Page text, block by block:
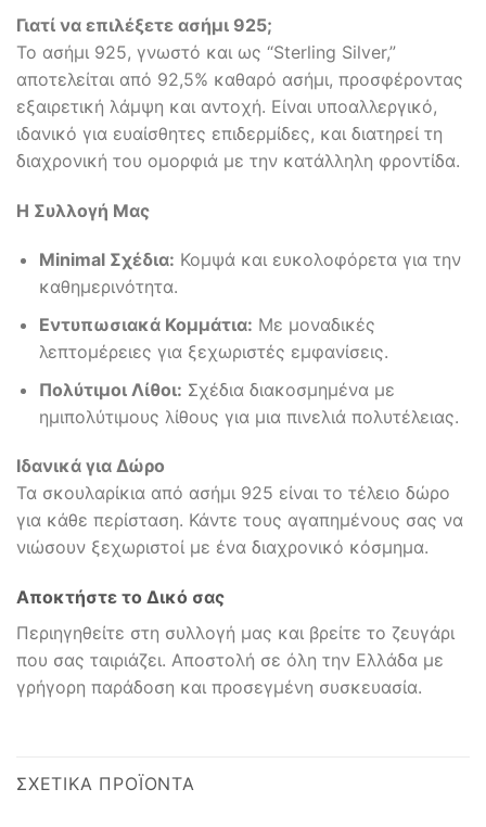
Γιατί να επιλέξετε ασήμι 925;
Το ασήμι 925, γνωστό και ως “Sterling Silver,”
αποτελείται από 92,5% καθαρό ασήμι, προσφέροντας
εξαιρετική λάμψη και αντοχή. Είναι υποαλλεργικό,
ιδανικό για ευαίσθητες επιδερμίδες, και διατηρεί τη
διαχρονική του ομορφιά με την κατάλληλη φροντίδα.
Η Συλλογή Μας
Minimal Σχέδια: Κομψά και ευκολοφόρετα για την
καθημερινότητα.
Εντυπωσιακά Κομμάτια: Με μοναδικές
λεπτομέρειες για ξεχωριστές εμφανίσεις.
Πολύτιμοι Λίθοι: Σχέδια διακοσμημένα με
ημιπολύτιμους λίθους για μια πινελιά πολυτέλειας.
Ιδανικά για Δώρο
Τα σκουλαρίκια από ασήμι 925 είναι το τέλειο δώρο
για κάθε περίσταση. Κάντε τους αγαπημένους σας να
νιώσουν ξεχωριστοί με ένα διαχρονικό κόσμημα.
Αποκτήστε το Δικό σας
Περιηγηθείτε στη συλλογή μας και βρείτε το ζευγάρι
που σας ταιριάζει. Αποστολή σε όλη την Ελλάδα με
γρήγορη παράδοση και προσεγμένη συσκευασία.
ΣΧΕΤΙΚΆ ΠΡΟΪΌΝΤΑ